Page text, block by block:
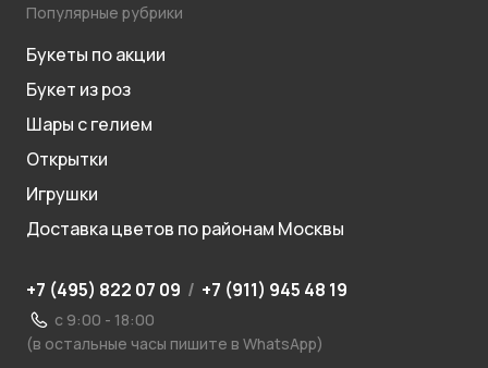
Популярные рубрики
Букеты по акции
Букет из роз
Шары с гелием
Открытки
Игрушки
Доставка цветов по районам Москвы
+7 (495) 822 07 09 / +7 (911) 945 48 19
с 9:00 - 18:00
(в остальные часы пишите в WhatsApp)